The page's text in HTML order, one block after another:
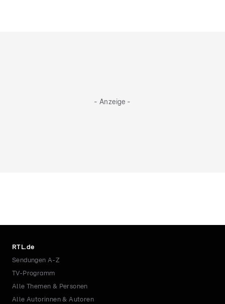
- Anzeige -
RTL.de
Sendungen A-Z
TV-Programm
Alle Themen & Personen
Alle Autorinnen & Autoren